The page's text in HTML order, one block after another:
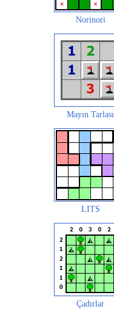
Norinori
Mayın Tarlası
LITS
Çadırlar